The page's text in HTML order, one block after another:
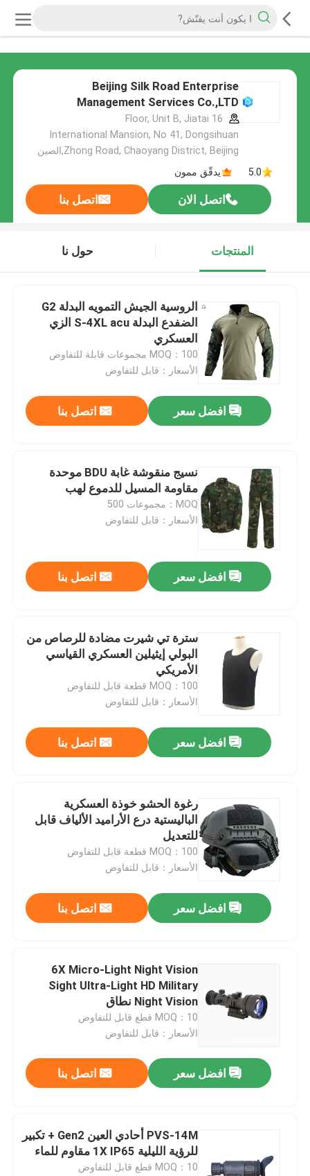
Beijing Silk Road Enterprise
Management Services Co.,LTD
16 Floor, Unit B, Jiatai
International Mansion, No 41, Dongsihuan
Zhong Road, Chaoyang District, Beijing,الصين
5.0
يدقّق ممون
اتصل الان اتصل بنا
المنتجات حول نا
الروسية الجيش التمويه البدلة G2
الضفدع البدلة S-4XL acu الزي
العسكري
MOQ：100 مجموعات قابلة للتفاوض
الأسعار：قابل للتفاوض
افضل سعر اتصل بنا
نسيج منقوشة غابة BDU موحدة
مقاومة المسيل للدموع لهب
MOQ：مجموعات 500
الأسعار：قابل للتفاوض
افضل سعر اتصل بنا
سترة تي شيرت مضادة للرصاص من
البولي إيثيلين العسكري القياسي
الأمريكي
MOQ：100 قطعة قابل للتفاوض
الأسعار：قابل للتفاوض
افضل سعر اتصل بنا
رغوة الحشو خوذة العسكرية
الباليستية درع الأراميد الألياف قابل
للتعديل
MOQ：100 قطعة قابل للتفاوض
الأسعار：قابل للتفاوض
افضل سعر اتصل بنا
6X Micro-Light Night Vision
Sight Ultra-Light HD Military
Night Vision نطاق
MOQ：10 قطع قابل للتفاوض
الأسعار：قابل للتفاوض
افضل سعر اتصل بنا
PVS-14M أحادي العين Gen2 + تكبير
للرؤية الليلية 1X IP65 مقاوم للماء
MOQ：10 قطع قابل للتفاوض